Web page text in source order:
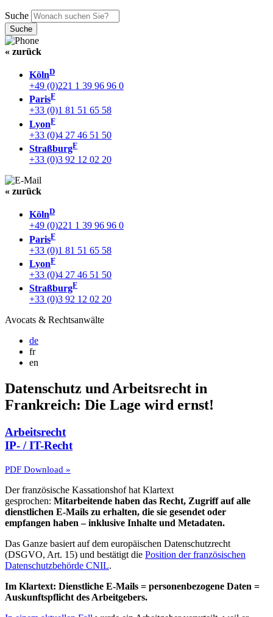
Suche
« zurück
KölnD
+49 (0)221 1 39 96 96 0
ParisF
+33 (0)1 81 51 65 58
LyonF
+33 (0)4 27 46 51 50
StraßburgF
+33 (0)3 92 12 02 20
« zurück
KölnD
+49 (0)221 1 39 96 96 0
ParisF
+33 (0)1 81 51 65 58
LyonF
+33 (0)4 27 46 51 50
StraßburgF
+33 (0)3 92 12 02 20
Avocats & Rechtsanwälte
de
fr
en
Datenschutz und Arbeitsrecht in
Frankreich: Die Lage wird ernst!
Arbeitsrecht
IP- / IT-Recht
PDF Download »
Der französische Kassationshof hat Klartext
gesprochen: Mitarbeitende haben das Recht, Zugriff auf alle
dienstlichen E-Mails zu erhalten, die sie gesendet oder
empfangen haben – inklusive Inhalte und Metadaten.
Das Ganze basiert auf dem europäischen Datenschutzrecht
(DSGVO, Art. 15) und bestätigt die Position der französischen
Datenschutzbehörde CNIL.
Im Klartext: Dienstliche E-Mails = personenbezogene Daten =
Auskunftspflicht des Arbeitgebers.